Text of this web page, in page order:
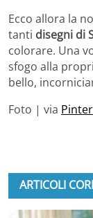
Ecco allora la
tanti disegni di
colorare. Una
sfogo alla
bello,
Foto | via
ARTICOLI